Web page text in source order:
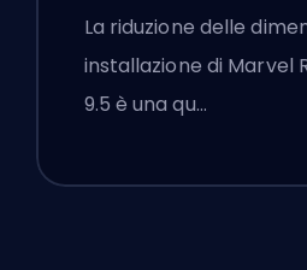
Season 9.5
La riduzione delle
installazione di Marvel
9.5 è una qu…